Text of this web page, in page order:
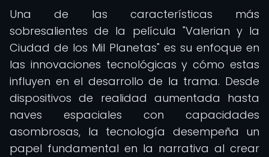
Una de las características más
sobresalientes de la película "Valerian y la
Ciudad de los Mil Planetas" es su enfoque en
las innovaciones tecnológicas y cómo estas
influyen en el desarrollo de la trama. Desde
dispositivos de realidad aumentada hasta
naves espaciales con capacidades
asombrosas, la tecnología desempeña un
papel fundamental en la narrativa al crear